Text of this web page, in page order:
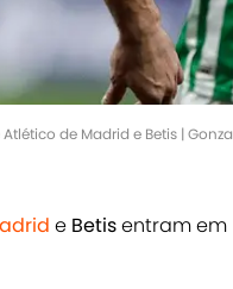
de Madrid e Betis |
e Betisentram em